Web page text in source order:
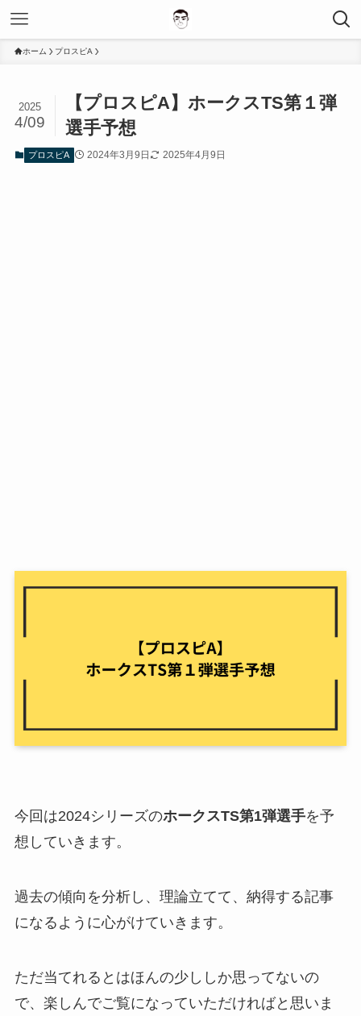
ホーム プロスピA
【プロスピA】ホークスTS第１弾
選手予想
2025
4/09
プロスピA 2024年3月9日 2025年4月9日
今回は2024シリーズのホークスTS第1弾選手を予
想していきます。
過去の傾向を分析し、理論立てて、納得する記事
になるように心がけていきます。
ただ当てれるとはほんの少ししか思ってないの
で、楽しんでご覧になっていただければと思いま